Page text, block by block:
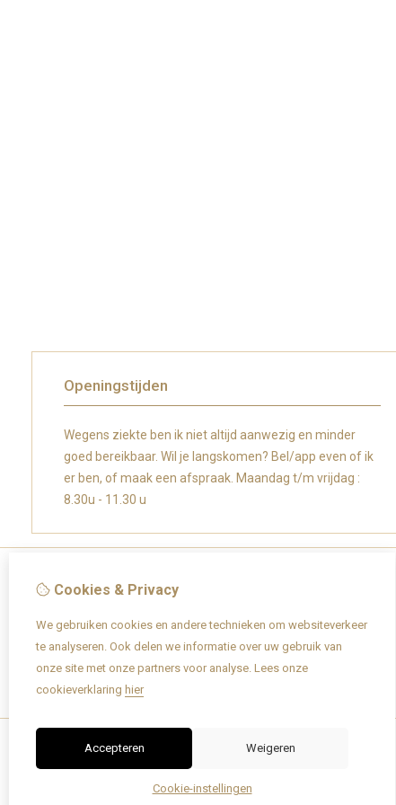
Openingstijden
Wegens ziekte ben ik niet altijd aanwezig en minder
goed bereikbaar. Wil je langskomen? Bel/app even of ik
er ben, of maak een afspraak. Maandag t/m vrijdag :
8.30u - 11.30 u
Over Caroly
Verzending / retourneren
Geboortekaartjes info
Lettertypes
Cookies & Privacy
We gebruiken cookies en andere technieken om websiteverkeer
te analyseren. Ook delen we informatie over uw gebruik van
onze site met onze partners voor analyse. Lees onze
cookieverklaring hier
Accepteren Weigeren
Cookie-instellingen